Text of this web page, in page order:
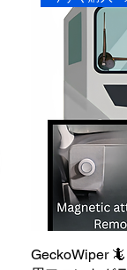
GeckoWiper